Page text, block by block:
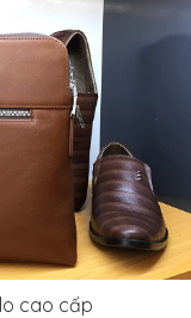
cao cấp